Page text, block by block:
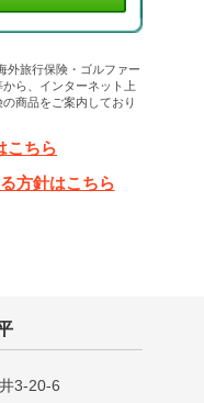
外旅行保険・ゴルファー
ら、インターネット上
商品をご案内しており
こちら
方針はこちら
3-20-6